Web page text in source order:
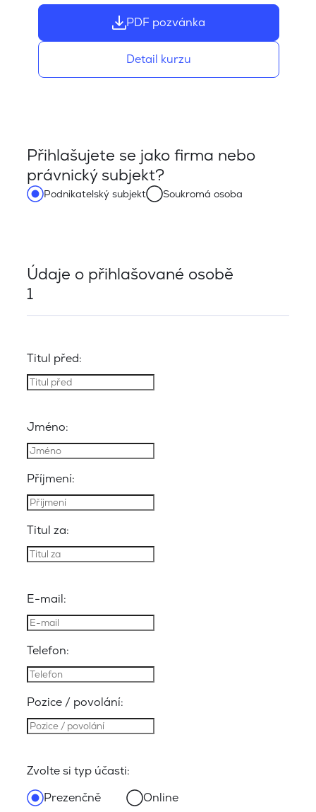
PDF pozvánka
Detail kurzu
Přihlašujete se jako firma nebo
právnický subjekt?
Podnikatelský subjekt Soukromá osoba
Údaje o přihlašované osobě
1
Titul před:
Jméno:
Příjmení:
Titul za:
E-mail:
Telefon:
Pozice / povolání:
Zvolte si typ účasti:
Prezenčně
Online